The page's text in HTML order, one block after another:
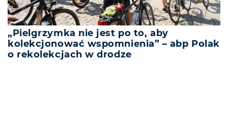
„Pielgrzymka nie jest po to, aby
kolekcjonować wspomnienia” – abp Polak
o rekolekcjach w drodze